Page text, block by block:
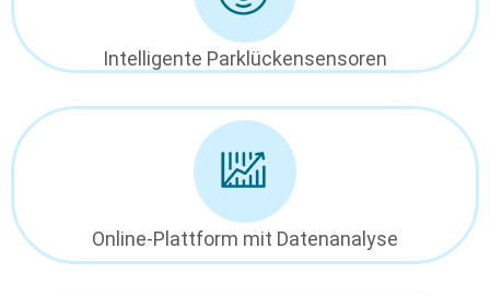
Intelligente Parklückensensoren
Online-Plattform mit Datenanalyse